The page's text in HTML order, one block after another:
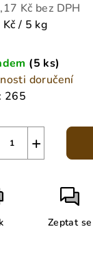
Kč bez DPH
/ 5 kg
(5 ks)
doručení
265
+
Zeptat se